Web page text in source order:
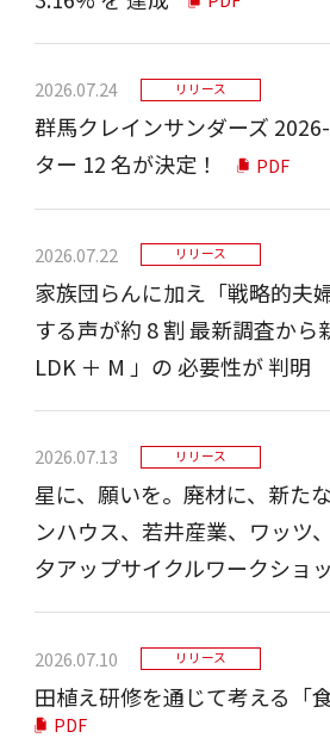
2026.07.24 リリース
群⾺クレインサンダーズ
ター 12 名が決定！
PDF
2026.07.22 リリース
家族団らんに加え「戦略的夫
する声が約 8 割 最新調査か
LDK ＋ M 」の 必要性が 判明
2026.07.13 リリース
星に、願いを。廃材に、新た
ンハウス、若井産業、ワッツ
夕アップサイクルワークショ
2026.07.10 リリース
田植え研修を通じて考える「
PDF